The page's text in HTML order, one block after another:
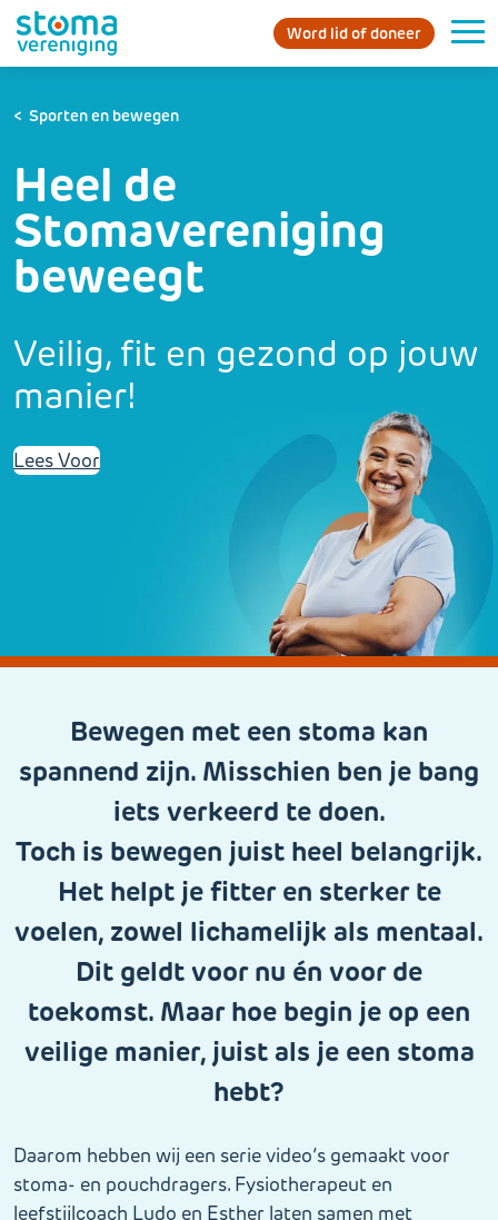
Word lid of doneer
Sporten en bewegen
Heel de
Stomavereniging
beweegt
Veilig, fit en gezond op jouw
manier!
Lees Voor
Bewegen met een stoma kan
spannend zijn. Misschien ben je bang
iets verkeerd te doen.
Toch is bewegen juist heel belangrijk.
Het helpt je fitter en sterker te
voelen, zowel lichamelijk als mentaal.
Dit geldt voor nu én voor de
toekomst. Maar hoe begin je op een
veilige manier, juist als je een stoma
hebt?
Daarom hebben wij een serie video’s gemaakt voor
stoma- en pouchdragers. Fysiotherapeut en
leefstijlcoach Ludo en Esther laten samen met